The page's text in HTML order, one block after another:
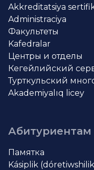
Akkreditatsiya
Administraciya
Факультеты
Kafedralar
Центры и отделы
Кегейлийский
Турткульский
Akademiyalıq licey
Абитуриентам
Памятка
Kásiplik